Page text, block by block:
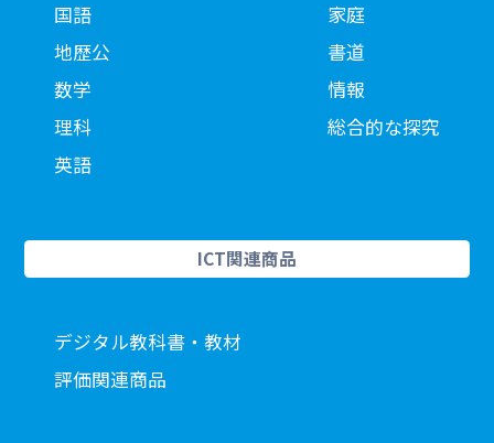
国語
地歴公
数学
理科
英語
家庭
書道
情報
総合的な探究
ICT関連商品
デジタル教科書・教材
評価関連商品